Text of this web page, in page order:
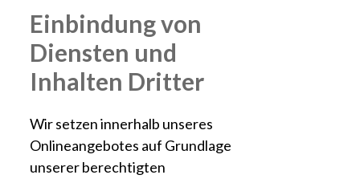
Einbindung von
Diensten und
Inhalten Dritter
Wir setzen innerhalb unseres
Onlineangebotes auf Grundlage
unserer berechtigten